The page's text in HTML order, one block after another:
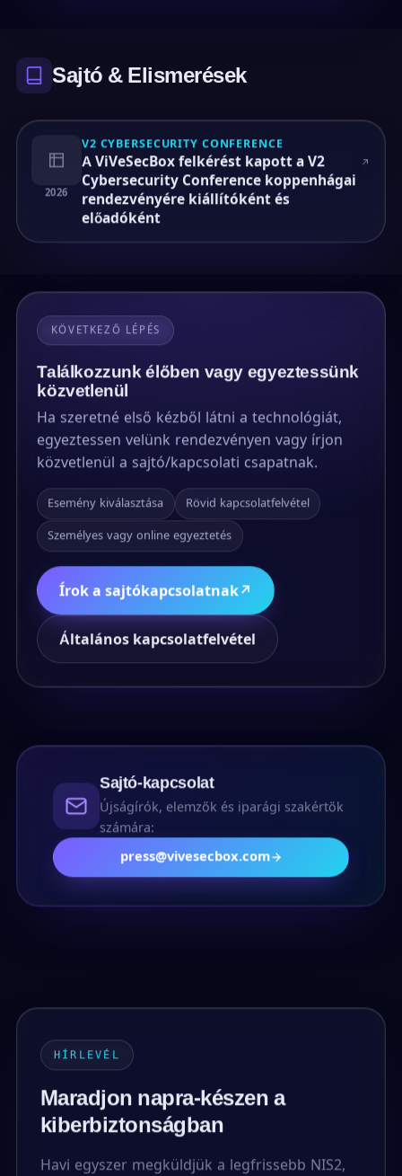
Sajtó & Elismerések
2026
V2 CYBERSECURITY CONFERENCE
A ViVeSecBox felkérést kapott a V2
Cybersecurity Conference koppenhágai
rendezvényére kiállítóként és
előadóként
KÖVETKEZŐ LÉPÉS
Találkozzunk élőben vagy egyeztessünk
közvetlenül
Ha szeretné első kézből látni a technológiát,
egyeztessen velünk rendezvényen vagy írjon
közvetlenül a sajtó/kapcsolati csapatnak.
Esemény kiválasztása Rövid kapcsolatfelvétel
Személyes vagy online egyeztetés
Írok a sajtókapcsolatnak↗
Általános kapcsolatfelvétel
Sajtó-kapcsolat
Újságírók, elemzők és iparági szakértők
számára:
press@vivesecbox.com
HÍRLEVÉL
Maradjon napra-készen a
kiberbiztonságban
Havi egyszer megküldjük a legfrissebb NIS2,